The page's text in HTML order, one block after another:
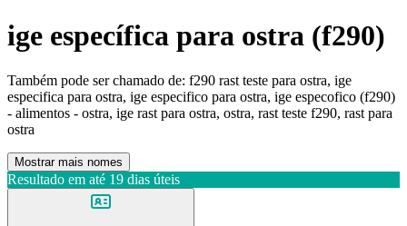
ige específica para ostra (f290)
Também pode ser chamado de: f290 rast teste para ostra, ige
especifica para ostra, ige especifico para ostra, ige especofico (f290)
- alimentos - ostra, ige rast para ostra, ostra, rast teste f290, rast para
ostra
Mostrar mais nomes
Resultado em até 19 dias úteis